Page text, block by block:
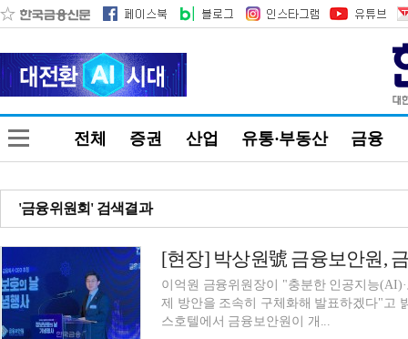
전체 증권 산업 유통·부동산 금융
'금융위원회' 검색결과
이억원 금융위원장이 "충분한 인공지능
제 방안을 조속히 구체화해 발표하겠다"고
스호텔에서 금융보안원이 개...